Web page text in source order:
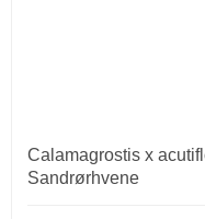
Calamagrostis x
Sandrørhvene